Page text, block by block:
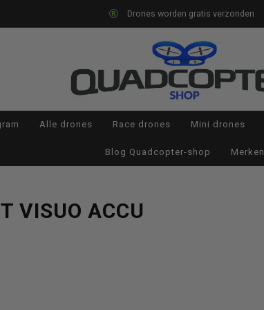
Drones worden gratis verzonden
Alle drones Race drones Mini drones
Blog Quadcopter-shop Merken
VISUO ACCU